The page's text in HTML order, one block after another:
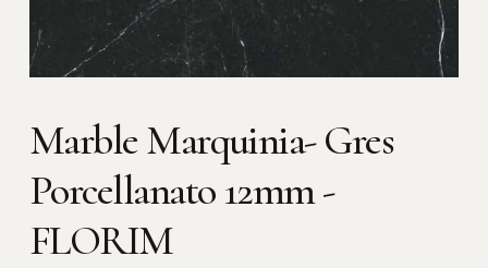
Marble Marquinia- Gres
Porcellanato 12mm -
FLORIM